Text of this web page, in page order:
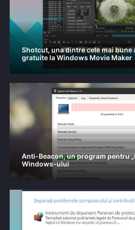
Shotcut, una dintre cele mai bune
gratuite la Windows Movie Maker
Anti-Beacon, un program pentru
Windows-ului